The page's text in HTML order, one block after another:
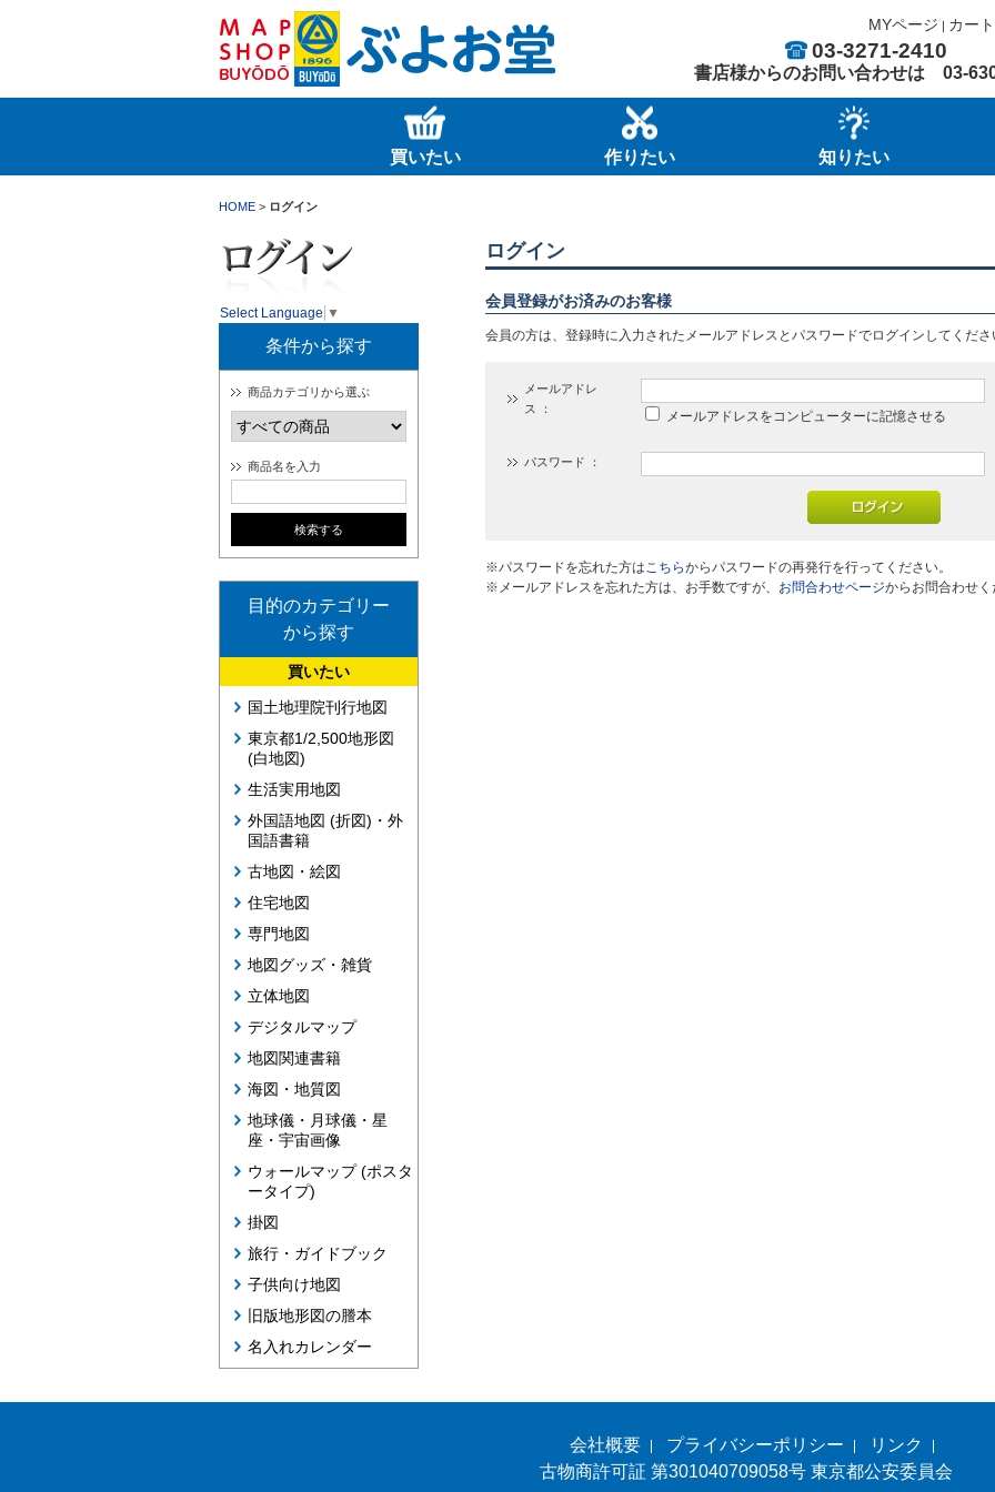
MYページ | カート
03-3271-2410
書店様からのお問い合わせは 03-
買いたい 作りたい 知りたい
HOME > ログイン
Select Language ▼
条件から探す
商品カテゴリから選ぶ
商品名を入力
目的のカテゴリー
から探す
買いたい
国土地理院刊行地図
東京都1/2,500地形図
(白地図)
生活実用地図
外国語地図 (折図)・外
国語書籍
古地図・絵図
住宅地図
専門地図
地図グッズ・雑貨
立体地図
デジタルマップ
地図関連書籍
海図・地質図
地球儀・月球儀・星
座・宇宙画像
ウォールマップ (ポスタ
ータイプ)
掛図
旅行・ガイドブック
子供向け地図
旧版地形図の謄本
名入れカレンダー
ログイン
会員登録がお済みのお客様
会員の方は、登録時に入力されたメールアドレスとパスワードでログインしてくださ
メールアドレ
ス ：
メールアドレスをコンピューターに記憶させる
パスワード ：
※パスワードを忘れた方はこちらからパスワードの再発行を行ってください。
※メールアドレスを忘れた方は、お手数ですが、 お問合わせページからお問合わせく
会社概要 プライバシーポリシー
リンク
古物商許可証 第301040709058号 東京都公安委員会